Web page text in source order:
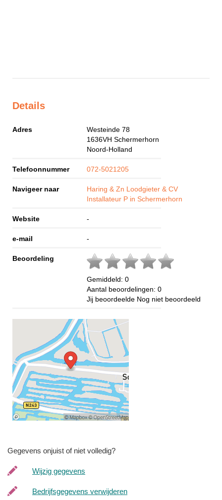
Details
Adres
Westeinde 78
1636VH Schermerhorn
Noord-Holland
Telefoonnummer 072-5021205
Navigeer naar
Haring & Zn Loodgieter & CV
Installateur P in Schermerhorn
Website -
e-mail -
Beoordeling
Gemiddeld: 0
Aantal beoordelingen: 0
Jij beoordeelde Nog niet beoordeeld
Gegevens onjuist of niet volledig?
Wijzig gegevens
Bedrijfsgegevens verwijderen